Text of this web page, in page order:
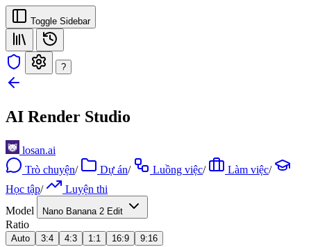
Toggle Sidebar
?
AI Render Studio
losan.ai
Trò chuyện/ Dự án/ Luồng việc/ Làm việc/
Học tập/
Luyện thi
Model
Nano Banana 2 Edit
Ratio
Auto 3:4 4:3 1:1 16:9 9:16